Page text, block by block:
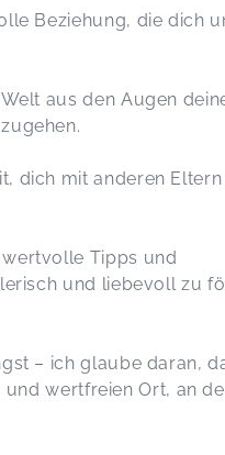
Beziehung, die dich
aus den Augen
dich mit anderen Eltern
Tipps und
und liebevoll zu
– ich glaube daran,
und wertfreien Ort, an